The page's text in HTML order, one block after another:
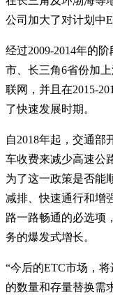
公司加大了对计划中
经过2009-2014年的
市、长三角6省份加
联网，并且在2015-
了快速发展时期。
自2018年起，交通部
车收费来减少高速公
为了这一政策是否能
减排、快速通行和增
路一路畅通的必选项
务的爆发式增长。
“今后的ETC市场，
的数量和存量替换需